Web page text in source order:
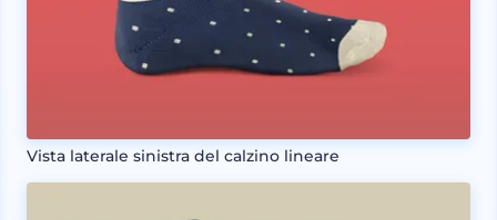
Vista laterale sinistra del calzino lineare